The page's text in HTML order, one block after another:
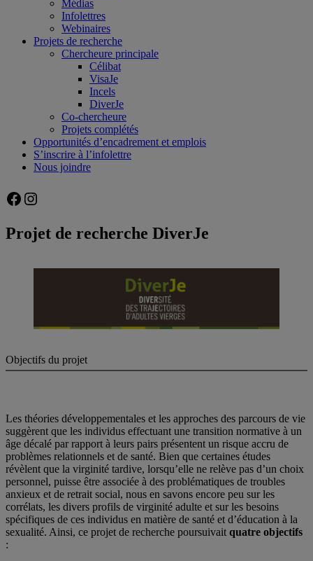
Médias
Infolettres
Webinaires
Projets de recherche
Chercheure principale
Célibat
VisaJe
Incels
DiverJe
Co-chercheure
Projets complétés
Opportunités d’encadrement et emplois
S’inscrire à l’infolettre
Nous joindre
Facebook
Instagram
Projet de recherche DiverJe
Objectifs du projet
Les théories développementales et les approches des parcours de vie
suggèrent que les individus effectuant une transition normative à un
âge décalé par rapport à leurs pairs présentent un risque accru de
problèmes relationnels et de santé. Bien que certaines études
révèlent que la virginité tardive, lorsqu’elle ne relève pas d’un choix
personnel, puisse être associée à des problématiques de troubles
anxieux et de retrait social, nous en savons encore peu sur les
corrélats, les divers profils de virginité adulte et sur les besoins
spécifiques de ces individus en matière de santé et d’éducation à la
sexualité. Ainsi, ce projet de recherche poursuivait quatre objectifs
: